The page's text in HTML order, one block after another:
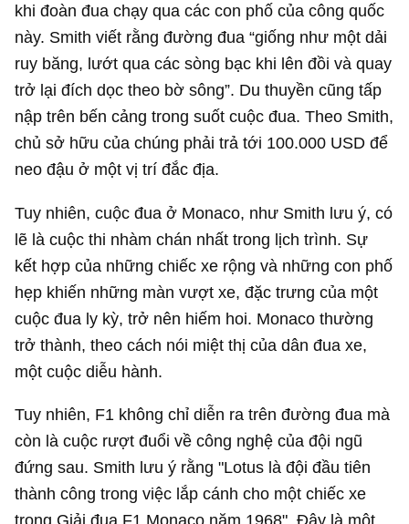
khi đoàn đua chạy qua các con phố của công quốc
này. Smith viết rằng đường đua “giống như một dải
ruy băng, lướt qua các sòng bạc khi lên đồi và quay
trở lại đích dọc theo bờ sông”. Du thuyền cũng tấp
nập trên bến cảng trong suốt cuộc đua. Theo Smith,
chủ sở hữu của chúng phải trả tới 100.000 USD để
neo đậu ở một vị trí đắc địa.
Tuy nhiên, cuộc đua ở Monaco, như Smith lưu ý, có
lẽ là cuộc thi nhàm chán nhất trong lịch trình. Sự
kết hợp của những chiếc xe rộng và những con phố
hẹp khiến những màn vượt xe, đặc trưng của một
cuộc đua ly kỳ, trở nên hiếm hoi. Monaco thường
trở thành, theo cách nói miệt thị của dân đua xe,
một cuộc diễu hành.
Tuy nhiên, F1 không chỉ diễn ra trên đường đua mà
còn là cuộc rượt đuổi về công nghệ của đội ngũ
đứng sau. Smith lưu ý rằng "Lotus là đội đầu tiên
thành công trong việc lắp cánh cho một chiếc xe
trong Giải đua F1 Monaco năm 1968". Đây là một